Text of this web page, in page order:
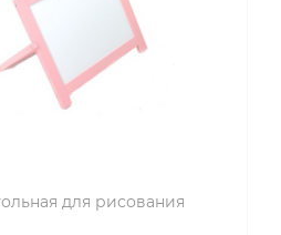
для рисования